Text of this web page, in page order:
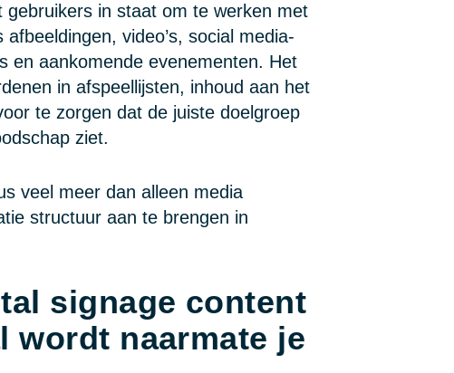
in staat om te werken met
video’s, social media-
en aankomende evenementen. Het
in afspeellijsten, inhoud aan het
te zorgen dat de juiste doelgroep
ziet.
veel meer dan alleen media
structuur aan te brengen in
signage content
wordt naarmate je